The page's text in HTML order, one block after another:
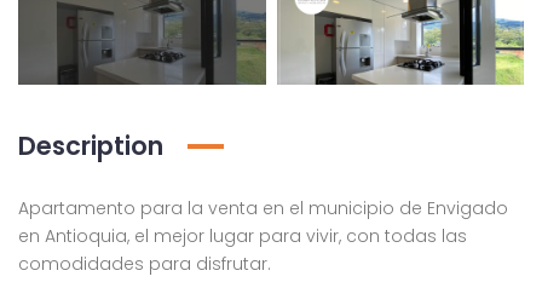
Description
Apartamento para la venta en el municipio de Envigado
en Antioquia, el mejor lugar para vivir, con todas las
comodidades para disfrutar.